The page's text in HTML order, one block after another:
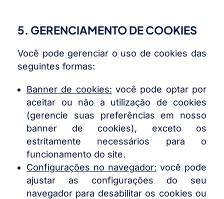
5. GERENCIAMENTO DE COOKIES
Você pode gerenciar o uso de cookies das
seguintes formas:
Banner de cookies: você pode optar por
aceitar ou não a utilização de cookies
(gerencie suas preferências em nosso
banner de cookies), exceto os
estritamente necessários para o
funcionamento do site.
Configurações no navegador: você pode
ajustar as configurações do seu
navegador para desabilitar os cookies ou